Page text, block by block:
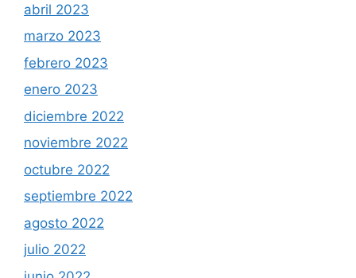
abril 2023
marzo 2023
febrero 2023
enero 2023
diciembre 2022
noviembre 2022
octubre 2022
septiembre 2022
agosto 2022
julio 2022